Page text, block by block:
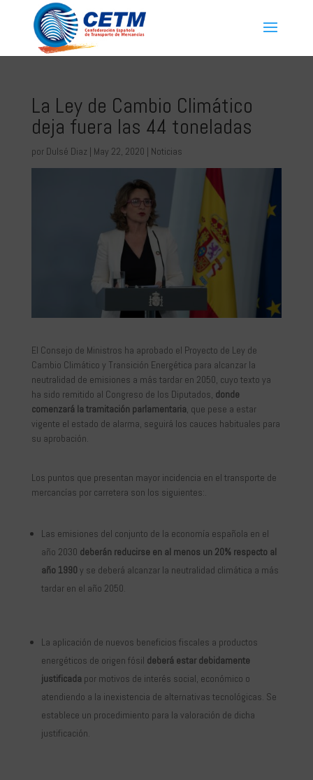
La Ley de Cambio Climático
deja fuera las 44 toneladas
por Dulsé Diaz | May 22, 2020 | Noticias
El Consejo de Ministros ha aprobado el Proyecto de Ley de
Cambio Climático y Transición Energética para alcanzar la
neutralidad de emisiones a más tardar en 2050, cuyo texto ya
ha sido remitido al Congreso de los Diputados, donde
comenzará la tramitación parlamentaria, que pese a estar
vigente el estado de alarma, seguirá los cauces habituales para
su aprobación.
Los puntos que presentan mayor incidencia en el transporte de
mercancías por carretera son los siguientes:.
Las emisiones del conjunto de la economía española en el
año 2030 deberán reducirse en al menos un 20% respecto al
año 1990 y se deberá alcanzar la neutralidad climática a más
tardar en el año 2050.
La aplicación de nuevos beneficios fiscales a productos
energéticos de origen fósil deberá estar debidamente
justificada por motivos de interés social, económico o
atendiendo a la inexistencia de alternativas tecnológicas. Se
establece un procedimiento para la valoración de dicha
justificación.